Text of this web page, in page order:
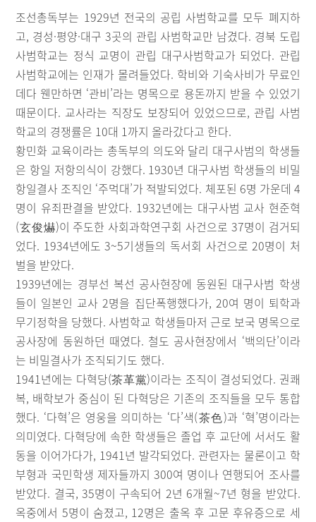
조선총독부는 1929년 전국의 공립 사범학교를 모두 폐지하
고, 경성·평양·대구 3곳의 관립 사범학교만 남겼다. 경북 도립
사범학교는 정식 교명이 관립 대구사범학교가 되었다. 관립
사범학교에는 인재가 몰려들었다. 학비와 기숙사비가 무료인
데다 웬만하면 ‘관비’라는 명목으로 용돈까지 받을 수 있었기
때문이다. 교사라는 직장도 보장되어 있었으므로, 관립 사범
학교의 경쟁률은 10대 1까지 올라갔다고 한다.
황민화 교육이라는 총독부의 의도와 달리 대구사범의 학생들
은 항일 저항의식이 강했다. 1930년 대구사범 학생들의 비밀
항일결사 조직인 ‘주먹대’가 적발되었다. 체포된 6명 가운데 4
명이 유죄판결을 받았다. 1932년에는 대구사범 교사 현준혁
(玄俊爀)이 주도한 사회과학연구회 사건으로 37명이 검거되
었다. 1934년에도 3~5기생들의 독서회 사건으로 20명이 처
벌을 받았다.
1939년에는 경부선 복선 공사현장에 동원된 대구사범 학생
들이 일본인 교사 2명을 집단폭행했다가, 20여 명이 퇴학과
무기정학을 당했다. 사범학교 학생들마저 근로 보국 명목으로
공사장에 동원하던 때였다. 철도 공사현장에서 ‘백의단’이라
는 비밀결사가 조직되기도 했다.
1941년에는 다혁당(茶革黨)이라는 조직이 결성되었다. 권쾌
복, 배학보가 중심이 된 다혁당은 기존의 조직들을 모두 통합
했다. ‘다혁’은 영웅을 의미하는 ‘다’색(茶色)과 ‘혁’명이라는
의미였다. 다혁당에 속한 학생들은 졸업 후 교단에 서서도 활
동을 이어가다가, 1941년 발각되었다. 관련자는 물론이고 학
부형과 국민학생 제자들까지 300여 명이나 연행되어 조사를
받았다. 결국, 35명이 구속되어 2년 6개월~7년 형을 받았다.
옥중에서 5명이 숨졌고, 12명은 출옥 후 고문 후유증으로 세